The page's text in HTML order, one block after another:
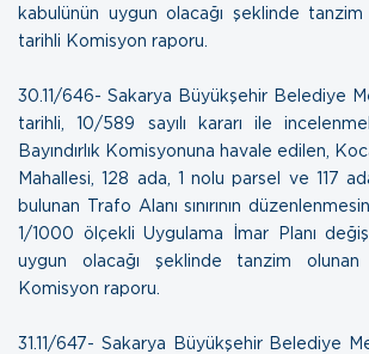
kabulünün uygun olacağı şeklinde tanzim
tarihli Komisyon raporu.
30.11/646- Sakarya Büyükşehir Belediye
tarihli, 10/589 sayılı kararı ile
Bayındırlık Komisyonuna havale edilen,
Mahallesi, 128 ada, 1 nolu parsel ve 117
bulunan Trafo Alanı sınırının
1/1000 ölçekli Uygulama İmar Planı
uygun olacağı şeklinde tanzim olunan
Komisyon raporu.
31.11/647- Sakarya Büyükşehir Belediye